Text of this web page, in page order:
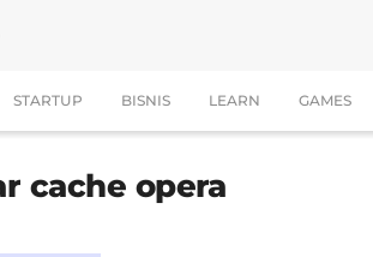
STARTUP BISNIS LEARN GAMES
cache opera